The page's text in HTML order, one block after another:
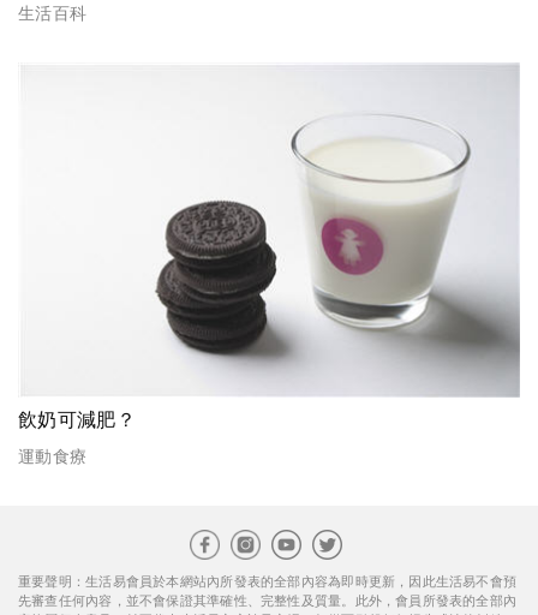
生活百科
飲奶可減肥？
運動食療
重要聲明：生活易會員於本網站內所發表的全部內容為即時更新，因此生活易不會預
先審查任何內容，並不會保證其準確性、完整性及質量。此外，會員所發表的全部內